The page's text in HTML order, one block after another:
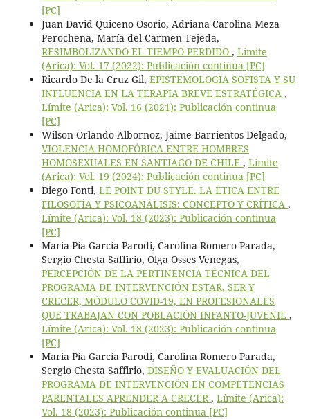
[PC]
Juan David Quiceno Osorio, Adriana Carolina Meza
Perochena, María del Carmen Tejeda,
RESIMBOLIZANDO EL TIEMPO PERDIDO , Límite
(Arica): Vol. 17 (2022): Publicación continua [PC]
Ricardo De la Cruz Gil, EPISTEMOLOGÍA SOFISTA Y SU
INFLUENCIA EN LA TERAPIA BREVE ESTRATÉGICA ,
Límite (Arica): Vol. 16 (2021): Publicación continua
[PC]
Wilson Orlando Albornoz, Jaime Barrientos Delgado,
VIOLENCIA HOMOFÓBICA ENTRE HOMBRES
HOMOSEXUALES EN SANTIAGO DE CHILE , Límite
(Arica): Vol. 19 (2024): Publicación continua [PC]
Diego Fonti, LE POINT DU STYLE. LA ÉTICA ENTRE
FILOSOFÍA Y PSICOANÁLISIS: CONCEPTO Y CRÍTICA ,
Límite (Arica): Vol. 18 (2023): Publicación continua
[PC]
María Pía García Parodi, Carolina Romero Parada,
Sergio Chesta Saffirio, Olga Osses Venegas,
PERCEPCIÓN DE LA PERTINENCIA TÉCNICA DEL
PROGRAMA DE INTERVENCIÓN ESTAR, SER Y
CRECER, MÓDULO COVID-19, EN PROFESIONALES
QUE TRABAJAN CON POBLACIÓN INFANTO-JUVENIL ,
Límite (Arica): Vol. 18 (2023): Publicación continua
[PC]
María Pía García Parodi, Carolina Romero Parada,
Sergio Chesta Saffirio, DISEÑO Y EVALUACIÓN DEL
PROGRAMA DE INTERVENCIÓN EN COMPETENCIAS
PARENTALES APRENDER A CRECER , Límite (Arica):
Vol. 18 (2023): Publicación continua [PC]